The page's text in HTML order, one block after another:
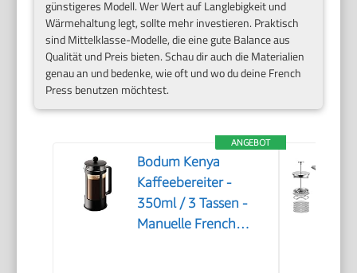
günstigeres Modell. Wer Wert auf Langlebigkeit und
Wärmehaltung legt, sollte mehr investieren. Praktisch
sind Mittelklasse-Modelle, die eine gute Balance aus
Qualität und Preis bieten. Schau dir auch die Materialien
genau an und bedenke, wie oft und wo du deine French
Press benutzen möchtest.
ANGEBOT
Bodum Kenya
Kaffeebereiter -
350ml / 3 Tassen -
Manuelle French